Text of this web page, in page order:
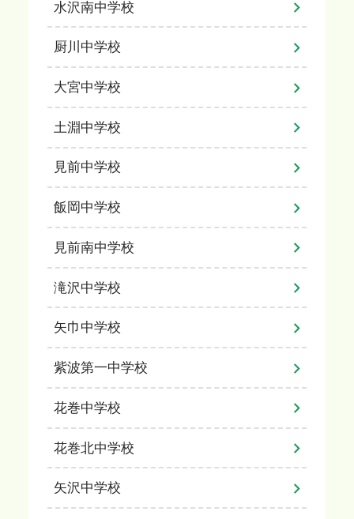
水沢南中学校
厨川中学校
大宮中学校
土淵中学校
見前中学校
飯岡中学校
見前南中学校
滝沢中学校
矢巾中学校
紫波第一中学校
花巻中学校
花巻北中学校
矢沢中学校